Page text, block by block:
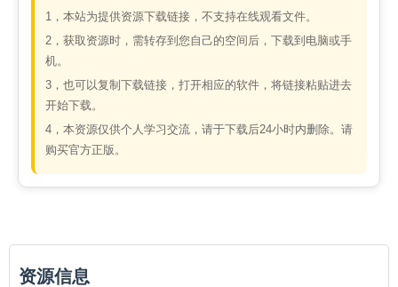
1，本站为提供资源下载链接，不支持在线观看文件。
2，获取资源时，需转存到您自己的空间后，下载到电脑或手
机。
3，也可以复制下载链接，打开相应的软件，将链接粘贴进去
开始下载。
4，本资源仅供个人学习交流，请于下载后24小时内删除。请
购买官方正版。
资源信息